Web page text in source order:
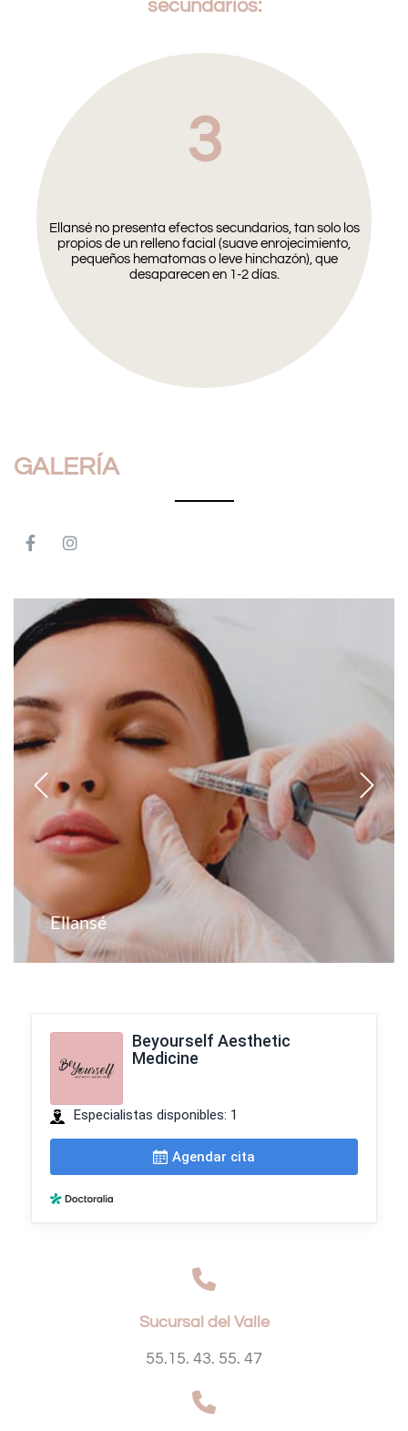
secundarios:
3
Ellansé no presenta efectos secundarios, tan solo los
propios de un relleno facial (suave enrojecimiento,
pequeños hematomas o leve hinchazón), que
desaparecen en 1-2 días.
GALERÍA
Ellansé
Sucursal del Valle
55.15. 43. 55. 47